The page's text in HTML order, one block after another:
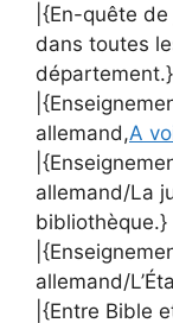
|{En-quête
dans toutes
département.}
allemand,A
allemand/La
bibliothèque.}
allemand/
|{Entre Bible